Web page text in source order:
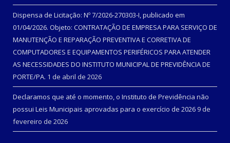
Dispensa de Licitação: Nº 7/2026-270303-I, publicado em
01/04/2026. Objeto: CONTRATAÇÃO DE EMPRESA PARA SERVIÇO DE
MANUTENÇÃO E REPARAÇÃO PREVENTIVA E CORRETIVA DE
COMPUTADORES E EQUIPAMENTOS PERIFÉRICOS PARA ATENDER
AS NECESSIDADES DO INSTITUTO MUNICIPAL DE PREVIDÊNCIA DE
PORTE/PA. 1 de abril de 2026
Declaramos que até o momento, o Instituto de Previdência não
possui Leis Municipais aprovadas para o exercício de 2026 9 de
fevereiro de 2026